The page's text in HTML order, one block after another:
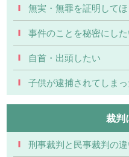
無実・無罪を証明して
事件のことを秘密にし
自首・出頭したい
子供が逮捕されてしま
裁判
刑事裁判と民事裁判の